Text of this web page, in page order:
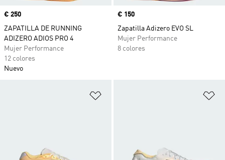
Precio
€ 250
ZAPATILLA DE RUNNING
ADIZERO ADIOS PRO 4
Mujer Performance
12 colores
Nuevo
Precio
€ 150
Zapatilla Adizero EVO SL
Mujer Performance
8 colores